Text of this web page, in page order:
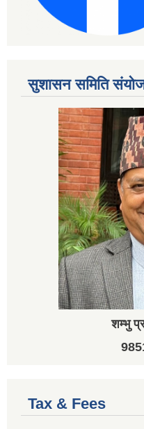
सुशासन समिति
शम्भु
Tax & Fees